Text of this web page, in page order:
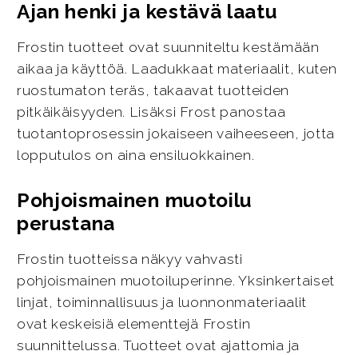
Ajan henki ja kestävä laatu
Frostin tuotteet ovat suunniteltu kestämään
aikaa ja käyttöä. Laadukkaat materiaalit, kuten
ruostumaton teräs, takaavat tuotteiden
pitkäikäisyyden. Lisäksi Frost panostaa
tuotantoprosessin jokaiseen vaiheeseen, jotta
lopputulos on aina ensiluokkainen.
Pohjoismainen muotoilu
perustana
Frostin tuotteissa näkyy vahvasti
pohjoismainen muotoiluperinne. Yksinkertaiset
linjat, toiminnallisuus ja luonnonmateriaalit
ovat keskeisiä elementtejä Frostin
suunnittelussa. Tuotteet ovat ajattomia ja